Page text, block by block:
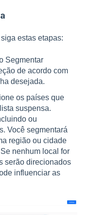
estas etapas:
Segmentar
de acordo com
desejada.
os países que
suspensa.
ou
Você segmentará
região ou cidade
nenhum local for
serão direcionados
influenciar as